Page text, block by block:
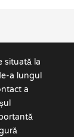
situată la
a lungul
a